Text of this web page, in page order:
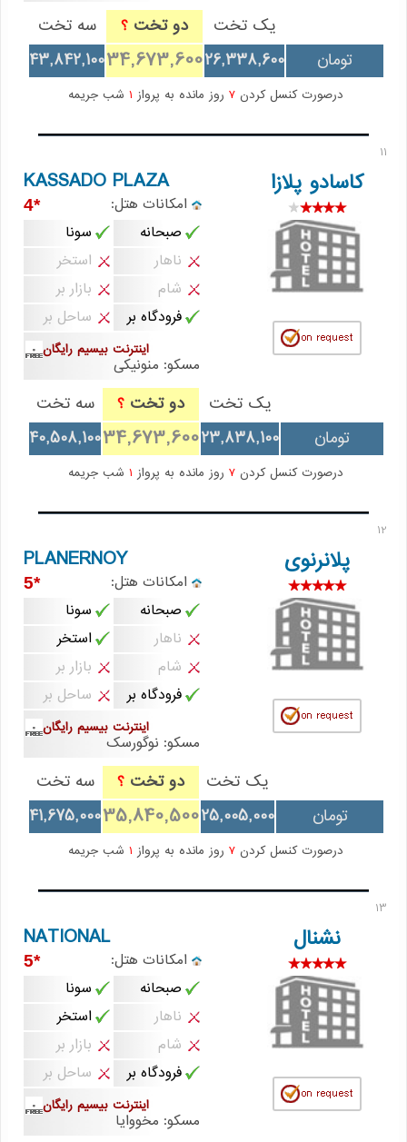
یک تخت دو تخت ؟
سه تخت
تومان
26,338,600
34,673,600
43,842,100
درصورت کنسل کردن 7 روز مانده به پرواز شب جریمه
11
کاسادو پلازا KASSADO PLAZA
امکانات هتل: *4
صبحانه
سونا
ناهار
استخر
شام
بازار بر
فرودگاه بر
ساحل بر
اینترنت بیسیم رایگان
مسکو: منونیکی
یک تخت دو تخت ؟
سه تخت
تومان
23,838,100
34,673,600
40,508,100
درصورت کنسل کردن 7 روز مانده به پرواز شب جریمه
12
پلانرنوی PLANERNOY
امکانات هتل: *5
صبحانه
سونا
ناهار
استخر
شام
بازار بر
فرودگاه بر
ساحل بر
اینترنت بیسیم رایگان
مسکو: نوگورسک
یک تخت دو تخت ؟
سه تخت
تومان
25,005,000
35,840,500
41,675,000
درصورت کنسل کردن 7 روز مانده به پرواز شب جریمه
13
نشنال NATIONAL
امکانات هتل: *5
صبحانه
سونا
ناهار
استخر
شام
بازار بر
فرودگاه بر
ساحل بر
اینترنت بیسیم رایگان
مسکو: مخووایا